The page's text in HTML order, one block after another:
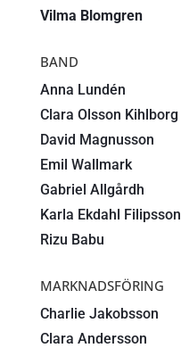
Vilma Blomgren
BAND
Anna Lundén
Clara Olsson Kihlborg
David Magnusson
Emil Wallmark
Gabriel Allgårdh
Karla Ekdahl Filipsson
Rizu Babu
MARKNADSFÖRING
Charlie Jakobsson
Clara Andersson